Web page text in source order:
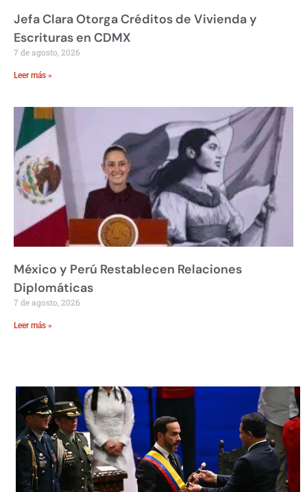
Jefa Clara Otorga Créditos de Vivienda y
Escrituras en CDMX
7 de agosto, 2026
Leer más »
México y Perú Restablecen Relaciones
Diplomáticas
7 de agosto, 2026
Leer más »